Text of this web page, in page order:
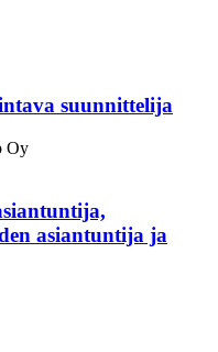
suunnittelija
Oy
asiantuntija ja